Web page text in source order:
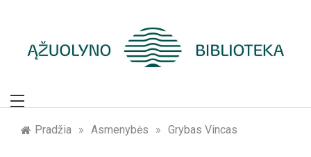
Žymūs Kauno
žmonės: atminimo
Pradžia » Asmenybės » Grybas Vincas